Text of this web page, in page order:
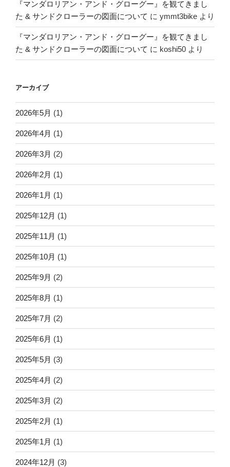
『マンダロリアン・アンド・グローグー』を観てきまし
た & サンドクローラーの図面について に ymmt3bike より
『マンダロリアン・アンド・グローグー』を観てきまし
た & サンドクローラーの図面について に koshi50 より
アーカイブ
2026年5月 (1)
2026年4月 (1)
2026年3月 (2)
2026年2月 (1)
2026年1月 (1)
2025年12月 (1)
2025年11月 (1)
2025年10月 (1)
2025年9月 (2)
2025年8月 (1)
2025年7月 (2)
2025年6月 (1)
2025年5月 (3)
2025年4月 (2)
2025年3月 (2)
2025年2月 (1)
2025年1月 (1)
2024年12月 (3)